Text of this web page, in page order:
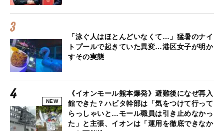
「泳ぐ人はほとんどいなくて…」猛暑のナイ
トプールで起きていた異変…港区女子が明か
すその実態
NEW
《イオンモール熊本爆発》避難後になぜ再入
館できた？ハビタ幹部は「気をつけて行って
らっしゃいと…モール職員は引き止めなかっ
た」と主張、イオンは「運用を徹底できなか